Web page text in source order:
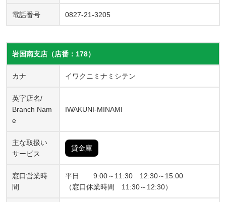
電話番号 0827-21-3205
岩国南支店（店番：178）
カナ イワクニミナミシテン
英字店名/
Branch Nam
e
IWAKUNI-MINAMI
主な取扱い
サービス
貸金庫
窓口営業時
間
平日 9:00～11:30 12:30～15:00
（窓口休業時間 11:30～12:30）